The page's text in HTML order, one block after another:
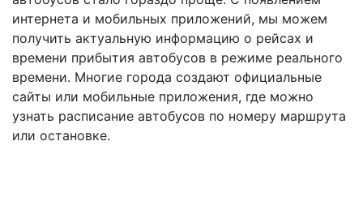
интернета и мобильных приложений, мы можем
получить актуальную информацию о рейсах и
времени прибытия автобусов в режиме реального
времени. Многие города создают официальные
сайты или мобильные приложения, где можно
узнать расписание автобусов по номеру маршрута
или остановке.